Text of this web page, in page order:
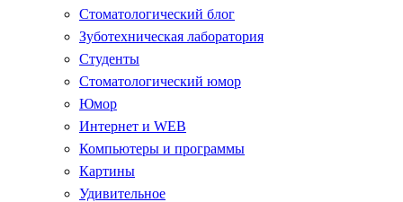
Стоматологический блог
Зуботехническая лаборатория
Студенты
Стоматологический юмор
Юмор
Интернет и WEB
Компьютеры и программы
Картины
Удивительное